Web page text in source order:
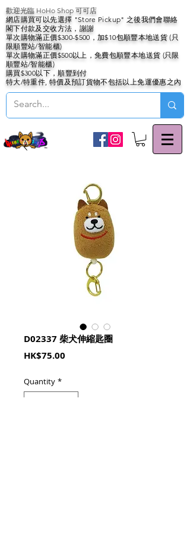
歡迎光臨 HoHo Shop 可可店
網店購買可以先選擇 "Store Pickup" 之後我們會聯絡
閣下付款及交收方法，謝謝
單次購物滿正價$300-$500，加$10包順豐本地送貨 (只
限順豐站/智能櫃)
單次購物滿正價$500以上，免費包順豐本地送貨 (只限
順豐站/智能櫃)
購買$300以下，順豐到付
特大/特重件, 特價及預訂貨物不包括以上免運優惠之內
D02337 柴犬伸縮匙圈
HK$75.00
Quantity *